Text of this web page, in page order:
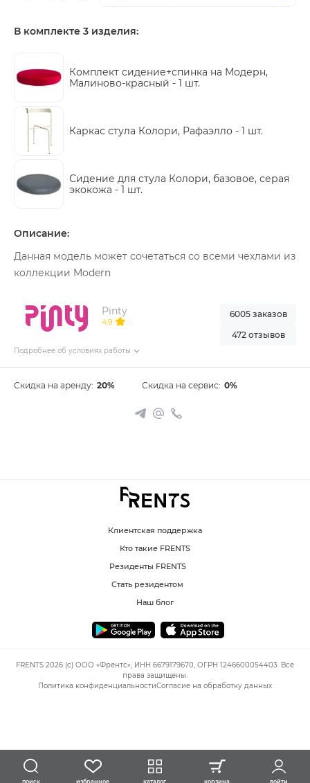
В комплекте 3 изделия:
Комплект сидение+спинка на Модерн,
Малиново-красный - 1 шт.
Каркас стула Колори, Рафаэлло - 1 шт.
Сидение для стула Колори, базовое, серая
экокожа - 1 шт.
Описание:
Данная модель может сочетаться со всеми чехлами из
коллекции Modern
Pinty
4.9
Подробнее об условиях работы
6005 заказов
472 отзывов
Скидка на аренду: 20% Скидка на сервис: 0%
Клиентская поддержка
Кто такие FRENTS
Резиденты FRENTS
Стать резидентом
Наш блог
FRENTS 2026 (c) ООО «Френтс», ИНН 6679179670, ОГРН 1246600054403. Все
права защищены.
Политика конфиденциальностиСогласие на обработку данных
поиск избранное каталог корзина войти